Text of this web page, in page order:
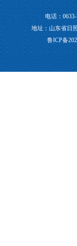
电话：
地址：山东省日
鲁ICP备